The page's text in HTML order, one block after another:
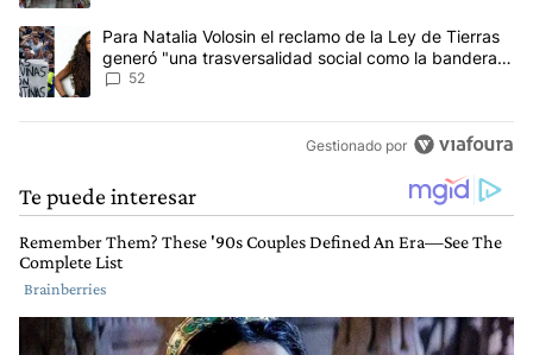
Un artículo de tendencia con el título "Para Natalia Volosin el
Para Natalia Volosin el reclamo de la Ley de Tierras
generó "una trasversalidad social como la bandera
de Malvinas"
52
Gestionado por